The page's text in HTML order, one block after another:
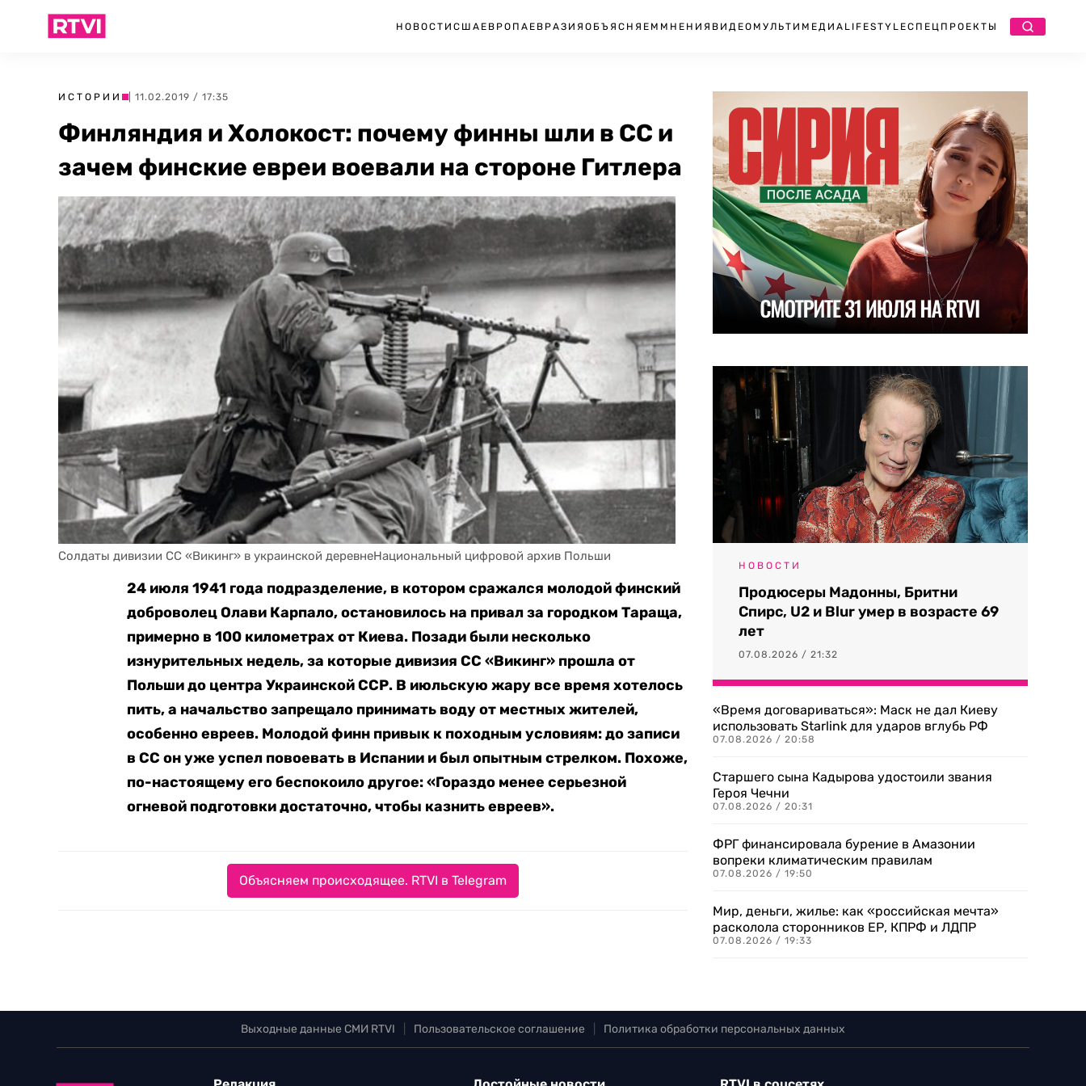
НОВОСТИ США ЕВРОПА ЕВРАЗИЯ ОБЪЯСНЯЕМ МНЕНИЯ ВИДЕО МУЛЬТИМЕДИА LIFESTYLEСПЕЦПРОЕКТЫ
ИСТОРИИ | 11.02.2019 / 17:35
Финляндия и Холокост: почему финны шли в СС и
зачем финские евреи воевали на стороне Гитлера
Солдаты дивизии СС «Викинг» в украинской деревнеНациональный цифровой архив Польши
24 июля 1941 года подразделение, в котором сражался молодой финский
доброволец Олави Карпало, остановилось на привал за городком Тараща,
примерно в 100 километрах от Киева. Позади были несколько
изнурительных недель, за которые дивизия СС «Викинг» прошла от
Польши до центра Украинской ССР. В июльскую жару все время хотелось
пить, а начальство запрещало принимать воду от местных жителей,
особенно евреев. Молодой финн привык к походным условиям: до записи
в СС он уже успел повоевать в Испании и был опытным стрелком. Похоже,
по-настоящему его беспокоило другое: «Гораздо менее серьезной
огневой подготовки достаточно, чтобы казнить евреев».
Объясняем происходящее. RTVI в Telegram
НОВОСТИ
Продюсеры Мадонны, Бритни
Спирс, U2 и Blur умер в возрасте 69
лет
07.08.2026 / 21:32
«Время договариваться»: Маск не дал Киеву
использовать Starlink для ударов вглубь РФ
07.08.2026 / 20:58
Старшего сына Кадырова удостоили звания
Героя Чечни
07.08.2026 / 20:31
ФРГ финансировала бурение в Амазонии
вопреки климатическим правилам
07.08.2026 / 19:50
Мир, деньги, жилье: как «российская мечта»
расколола сторонников ЕР, КПРФ и ЛДПР
07.08.2026 / 19:33
Выходные данные СМИ RTVI Пользовательское соглашение Политика обработки персональных данных